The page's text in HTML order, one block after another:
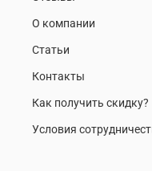
О компании
Статьи
Контакты
Как получить скидку?
Условия